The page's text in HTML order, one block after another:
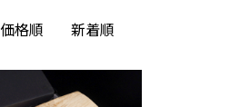
価格順 新着順